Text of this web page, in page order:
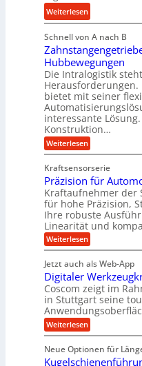
r
a
l
i
k
i
m
V
e
r
g
e
c
h
e
b
i
g
e
K
u
g
e
l
g
e
w
i
n
d
e
t
i
e
b
e
f
ü
r
r
t
e
e
r
t
U
m
s
a
t
u
n
d
A
u
f
t
r
a
g
s
e
i
g
Weiterlesen:
M
e
h
r
A
r
b
e
i
t
s
l
o
s
e
,
w
e
n
i
g
e
r
S
t
e
Schnell von A nach B
Hubbewegungen
Die Intralogistik
Herausforderungen.
bietet mit seiner
interessante
Konstruktion…
Weiterlesen:
Z
h
n
s
t
a
n
g
e
n
e
t
r
i
e
b
e
f
r
Kraftsensorserie
Präzision für
Kraftaufnehmer der
für hohe Präzision,
Ihre robuste
Linearität und
Weiterlesen:
P
ä
z
i
s
i
o
n
f
r
A
Jetzt auch als Web-App
Digitaler
Coscom zeigt im
in Stuttgart seine
Weiterlesen:
D
g
i
Neue Optionen für